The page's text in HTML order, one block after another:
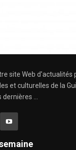
site Web d'actualités
et culturelles de la
...